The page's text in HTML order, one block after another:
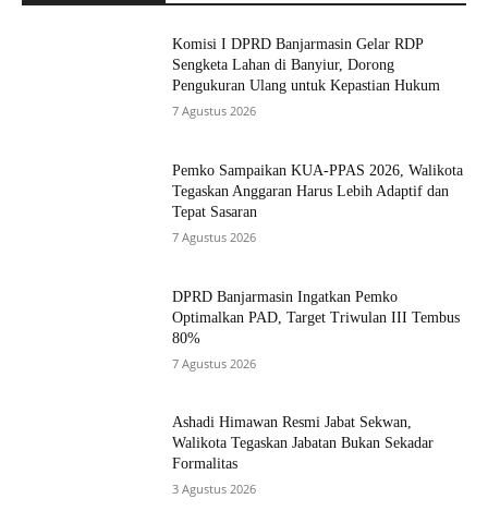
Komisi I DPRD Banjarmasin Gelar RDP
Sengketa Lahan di Banyiur, Dorong
Pengukuran Ulang untuk Kepastian Hukum
7 Agustus 2026
Pemko Sampaikan KUA-PPAS 2026, Walikota
Tegaskan Anggaran Harus Lebih Adaptif dan
Tepat Sasaran
7 Agustus 2026
DPRD Banjarmasin Ingatkan Pemko
Optimalkan PAD, Target Triwulan III Tembus
80%
7 Agustus 2026
Ashadi Himawan Resmi Jabat Sekwan,
Walikota Tegaskan Jabatan Bukan Sekadar
Formalitas
3 Agustus 2026